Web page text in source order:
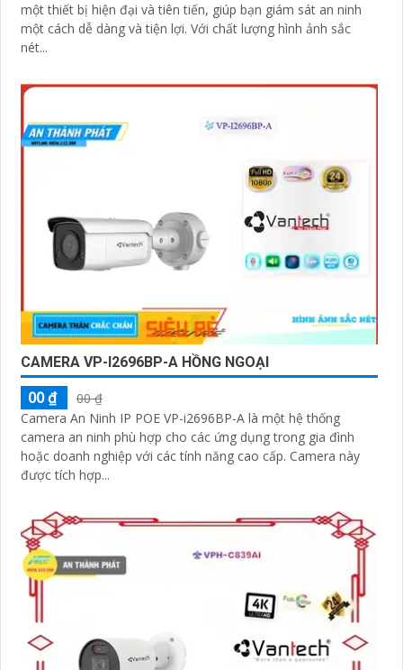
một thiết bị hiện đại và tiên tiến, giúp bạn giám sát an ninh
một cách dễ dàng và tiện lợi. Với chất lượng hình ảnh sắc
nét...
CAMERA VP-I2696BP-A HỒNG NGOẠI
00 ₫
00 ₫
Camera An Ninh IP POE VP-i2696BP-A là một hệ thống
camera an ninh phù hợp cho các ứng dụng trong gia đình
hoặc doanh nghiệp với các tính năng cao cấp. Camera này
được tích hợp...